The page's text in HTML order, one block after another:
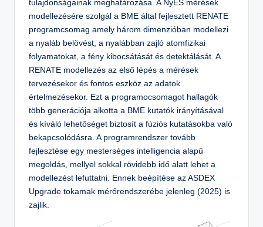
tulajdonságainak meghatározása. A NyES mérések
modellezésére szolgál a BME által fejlesztett RENATE
programcsomag amely három dimenzióban modellezi
a nyaláb belövést, a nyalábban zajló atomfizikai
folyamatokat, a fény kibocsátását és detektálását. A
RENATE modellezés az első lépés a mérések
tervezésekor és fontos eszköz az adatok
értelmezésekor. Ezt a programocsomagot hallagók
több generációja alkotta a BME kutatók irányításával
és kíváló lehetőséget biztosít a fúziós kutatásokba való
bekapcsolódásra. A programrendszer tovább
fejlesztése egy mesterséges intelligencia alapű
megoldás, mellyel sokkal rövidebb idő alatt lehet a
modellezést lefuttatni. Ennek beépítése az ASDEX
Upgrade tokamak mérőrendszerébe jelenleg (2025) is
zajlik.